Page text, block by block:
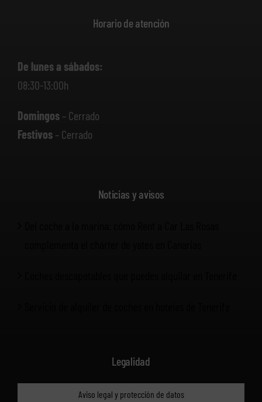
Horario de atención
De lunes a sábados:
08:30-13:00h
Domingos– Cerrado
Festivos– Cerrado
Noticias y avisos
Legalidad
Aviso legal y protección de datos